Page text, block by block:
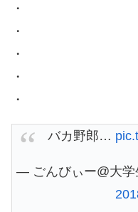
・
・
・
・
・
バカ野郎…
— ごんびぃー@大学